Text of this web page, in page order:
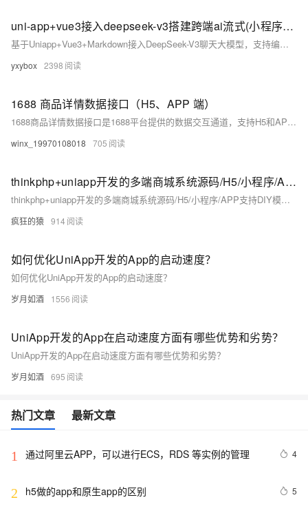
uni-app+vue3接入deepseek-v3搭建跨端ai流式(小程序+app+h5)
基于Uniapp+Vue3+Markdown接入DeepSeek-V3聊天大模型，支持编译到H5+小程序+App端。实现流式输出、支持亮色/暗黑主题、代码高亮、会话本地存储等功能。
yxybox 2398
1688 商品详情数据接口（H5、APP 端）
1688商品详情数据接口是1688平台提供的数据交互通道，支持H5和APP端，提供商品的全面信息（如标题、价格、库存、销量等），并实时更新。开发者可通过HTTP/HTTPS协议调用接口，使用GET或POST方法获取数据。示例代码展示了如何用Python请求该接口，需替换API密钥和商品ID。
winx_19970108018 705
thinkphp+uniapp开发的多端商城系统源码/H5/小程序/APP支持DIY模板直播分销
thinkphp+uniapp开发的多端商城系统源码/H5/小程序/APP支持DIY模板直播分销
疯狂的猿 914
如何优化UniApp开发的App的启动速度？
如何优化UniApp开发的App的启动速度？
岁月如酒 1556
UniApp开发的App在启动速度方面有哪些优势和劣势？
UniApp开发的App在启动速度方面有哪些优势和劣势？
岁月如酒 695
热门文章 最新文章
1 通过阿里云APP，可以进行ECS，RDS 等实例的管理 4
2 h5做的app和原生app的区别 5